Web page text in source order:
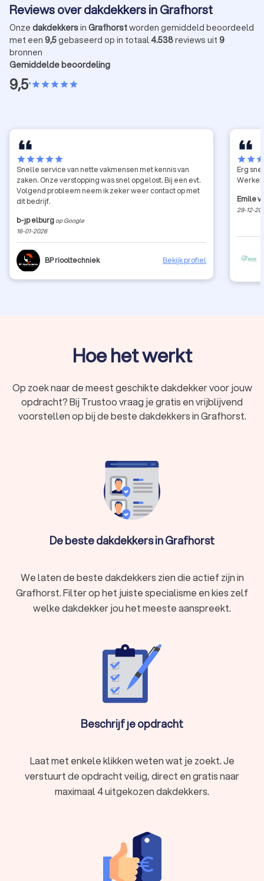
Reviews over dakdekkers in Grafhorst
Onze dakdekkersin Grafhorstworden gemiddeld beoordeeld
met een 9,5gebaseerd op in totaal4.538reviews uit 9
bronnen
Gemiddelde beoordeling
9,5•starstarstarstarstar
starstarstarstarstar
Snelle service van nette vakmensen met kennis van
zaken. Onze verstopping was snel opgelost. Bij een evt.
Volgend probleem neem ik zeker weer contact op met
dit bedrijf.
b-jp elburg op Google
16-01-2026
BP riooltechniek Bekijk profiel
starstar
Erg
Emile
29-12-
Hoe het werkt
Op zoek naar de meest geschikte dakdekker voor jouw
opdracht? Bij Trustoo vraag je gratis en vrijblijvend
voorstellen op bij de beste dakdekkers in Grafhorst.
De beste dakdekkers in Grafhorst
We laten de beste dakdekkers zien die actief zijn in
Grafhorst. Filter op het juiste specialisme en kies zelf
welke dakdekker jou het meeste aanspreekt.
Beschrijf je opdracht
Laat met enkele klikken weten wat je zoekt. Je
verstuurt de opdracht veilig, direct en gratis naar
maximaal 4 uitgekozen dakdekkers.